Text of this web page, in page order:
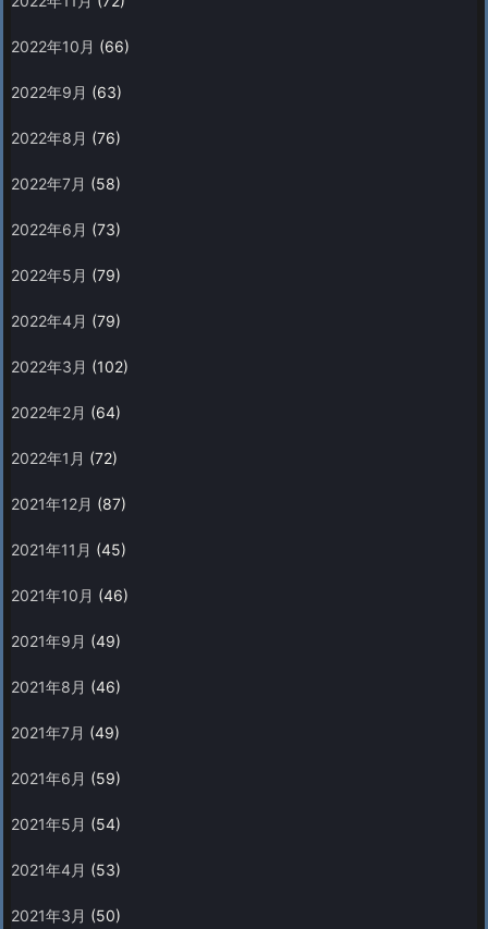
2022年10月 (66)
2022年9月 (63)
2022年8月 (76)
2022年7月 (58)
2022年6月 (73)
2022年5月 (79)
2022年4月 (79)
2022年3月 (102)
2022年2月 (64)
2022年1月 (72)
2021年12月 (87)
2021年11月 (45)
2021年10月 (46)
2021年9月 (49)
2021年8月 (46)
2021年7月 (49)
2021年6月 (59)
2021年5月 (54)
2021年4月 (53)
2021年3月 (50)